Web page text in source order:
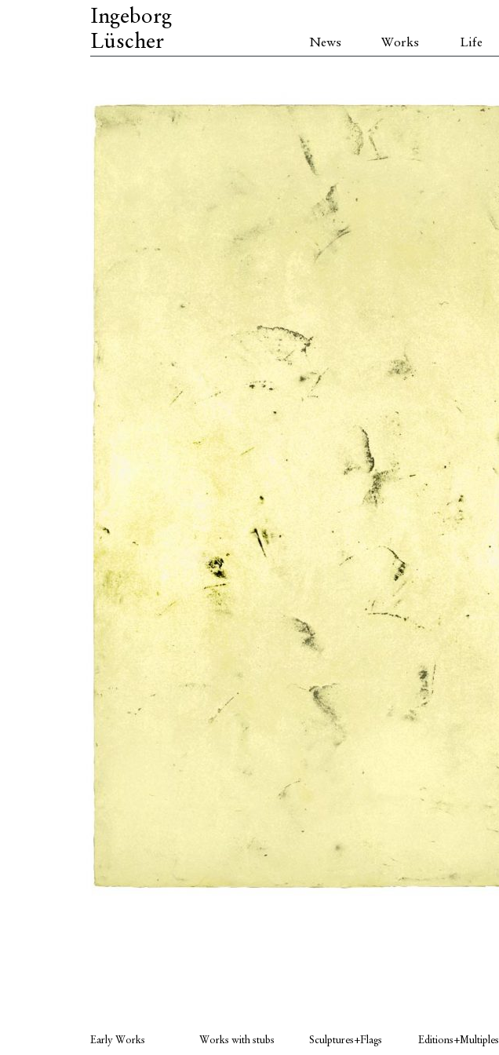
Ingeborg
Lüscher
News Works Life
Early Works Works with stubs Sculptures+Flags Editions+Multiples